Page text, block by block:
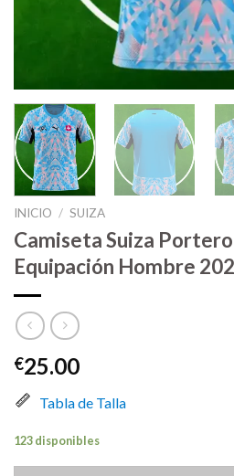
INICIO / SUIZA
Camiseta Suiza
Equipación Hombre
€25.00
Tabla de Talla
123 disponibles